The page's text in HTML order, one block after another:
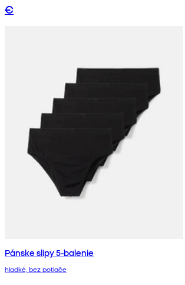
€
Pánske slipy 5-balenie
hladké, bez potlače